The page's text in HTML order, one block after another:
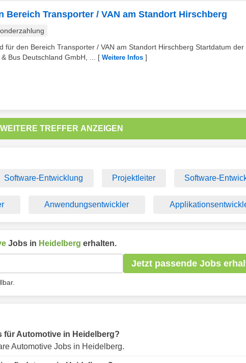
Bereich Transporter / VAN am Standort Hirschberg
für den Bereich Transporter / VAN am Standort Hirschberg Startdatum der
Bus Deutschland GmbH, ...
[ Weitere Infos ]
WEITERE TREFFER ANZEIGEN
Software-Entwicklung Projektleiter Software-
Anwendungsentwickler
Jobs in Heidelberg erhalten.
Jetzt passende Jobs
für Automotive in Heidelberg?
Automotive Jobs in Heidelberg.